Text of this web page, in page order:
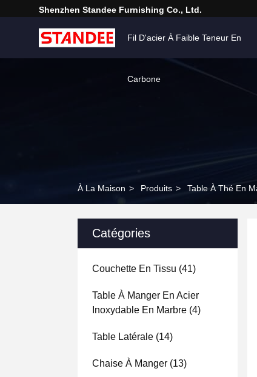
Shenzhen Standee Furnishing Co., Ltd.
Fil D'acier À Faible Teneur En
Carbone
À La Maison > Produits > Table À Thé En
Catégories
Couchette En Tissu (41)
Table À Manger En Acier
Inoxydable En Marbre (4)
Table Latérale (14)
Chaise À Manger (13)